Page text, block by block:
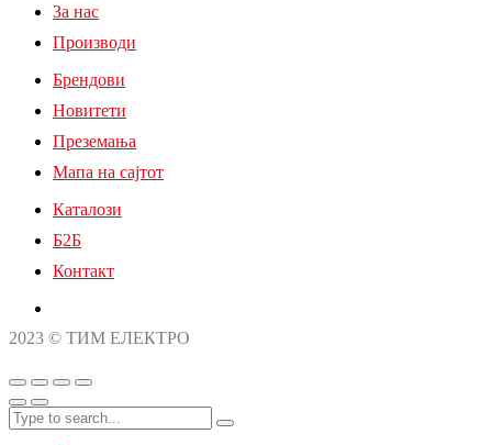
За нас
Производи
Брендови
Новитети
Преземања
Мапа на сајтот
Каталози
Б2Б
Контакт
2023 © ТИМ ЕЛЕКТРО